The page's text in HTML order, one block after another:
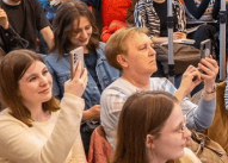
Kliknij, aby powiększyć